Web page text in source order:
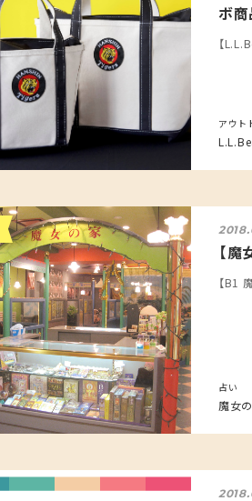
ボ商
【
アウト
【
【B1
占い
魔女